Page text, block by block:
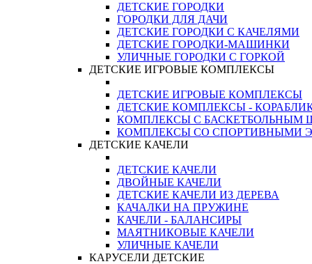
ДЕТСКИЕ ГОРОДКИ
ГОРОДКИ ДЛЯ ДАЧИ
ДЕТСКИЕ ГОРОДКИ С КАЧЕЛЯМИ
ДЕТСКИЕ ГОРОДКИ-МАШИНКИ
УЛИЧНЫЕ ГОРОДКИ С ГОРКОЙ
ДЕТСКИЕ ИГРОВЫЕ КОМПЛЕКСЫ
ДЕТСКИЕ ИГРОВЫЕ КОМПЛЕКСЫ
ДЕТСКИЕ КОМПЛЕКСЫ -
КОМПЛЕКСЫ С БАСКЕТБОЛЬНЫМ
КОМПЛЕКСЫ СО СПОРТИВНЫМИ
ДЕТСКИЕ КАЧЕЛИ
ДЕТСКИЕ КАЧЕЛИ
ДВОЙНЫЕ КАЧЕЛИ
ДЕТСКИЕ КАЧЕЛИ ИЗ ДЕРЕВА
КАЧАЛКИ НА ПРУЖИНЕ
КАЧЕЛИ - БАЛАНСИРЫ
МАЯТНИКОВЫЕ КАЧЕЛИ
УЛИЧНЫЕ КАЧЕЛИ
КАРУСЕЛИ ДЕТСКИЕ